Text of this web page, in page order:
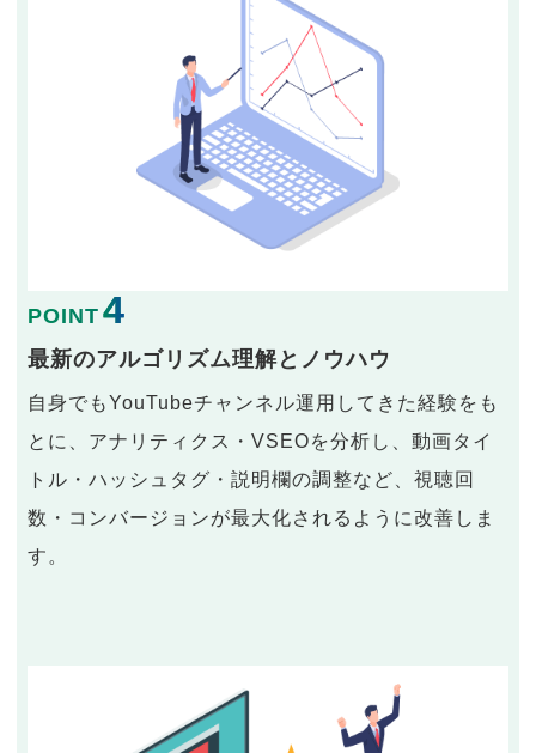
POINT 4
最新のアルゴリズム理解とノウハウ
自身でもYouTubeチャンネル運用してきた経験をも
とに、アナリティクス・VSEOを分析し、動画タイ
トル・ハッシュタグ・説明欄の調整など、視聴回
数・コンバージョンが最大化されるように改善しま
す。